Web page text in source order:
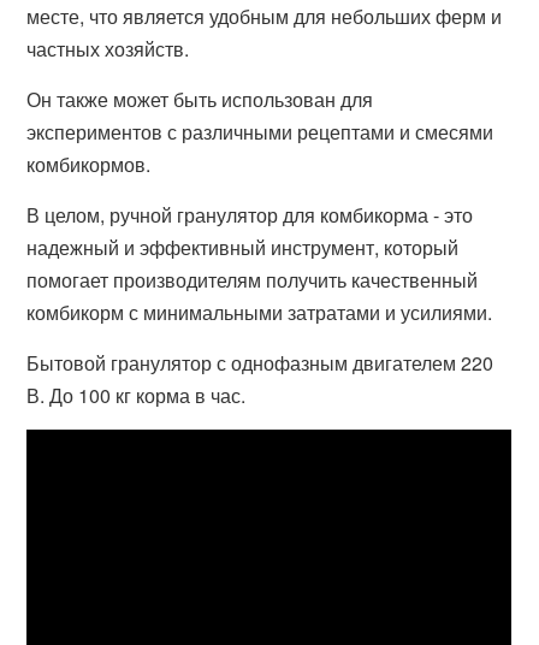
месте, что является удобным для небольших ферм и
частных хозяйств.
Он также может быть использован для
экспериментов с различными рецептами и смесями
комбикормов.
В целом, ручной гранулятор для комбикорма - это
надежный и эффективный инструмент, который
помогает производителям получить качественный
комбикорм с минимальными затратами и усилиями.
Бытовой гранулятор с однофазным двигателем 220
В. До 100 кг корма в час.